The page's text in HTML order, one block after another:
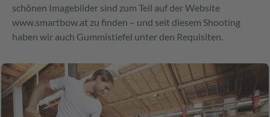
schönen Imagebilder sind zum Teil auf der Website
www.smartbow.at zu finden – und seit diesem Shooting
haben wir auch Gummistiefel unter den Requisiten.